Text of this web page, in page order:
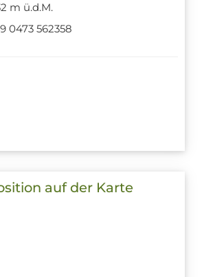
m ü.d.M.
0473 562358
auf der Karte